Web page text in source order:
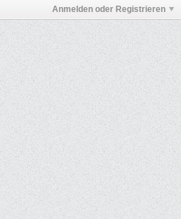
Anmelden oder Registrieren